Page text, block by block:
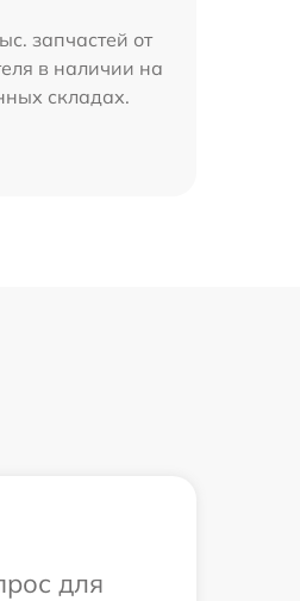
запчастей от
в наличии на
складах.
для